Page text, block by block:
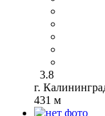
3.8
г.
431 м